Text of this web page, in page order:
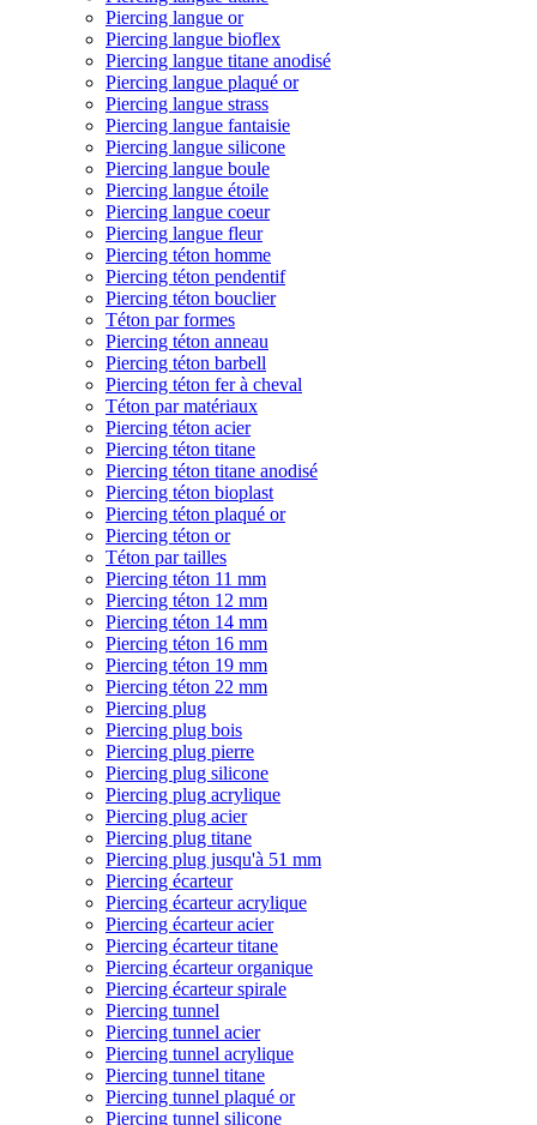
Piercing langue or
Piercing langue bioflex
Piercing langue titane anodisé
Piercing langue plaqué or
Piercing langue strass
Piercing langue fantaisie
Piercing langue silicone
Piercing langue boule
Piercing langue étoile
Piercing langue coeur
Piercing langue fleur
Piercing téton homme
Piercing téton pendentif
Piercing téton bouclier
Téton par formes
Piercing téton anneau
Piercing téton barbell
Piercing téton fer à cheval
Téton par matériaux
Piercing téton acier
Piercing téton titane
Piercing téton titane anodisé
Piercing téton bioplast
Piercing téton plaqué or
Piercing téton or
Téton par tailles
Piercing téton 11 mm
Piercing téton 12 mm
Piercing téton 14 mm
Piercing téton 16 mm
Piercing téton 19 mm
Piercing téton 22 mm
Piercing plug
Piercing plug bois
Piercing plug pierre
Piercing plug silicone
Piercing plug acrylique
Piercing plug acier
Piercing plug titane
Piercing plug jusqu'à 51 mm
Piercing écarteur
Piercing écarteur acrylique
Piercing écarteur acier
Piercing écarteur titane
Piercing écarteur organique
Piercing écarteur spirale
Piercing tunnel
Piercing tunnel acier
Piercing tunnel acrylique
Piercing tunnel titane
Piercing tunnel plaqué or
Piercing tunnel silicone